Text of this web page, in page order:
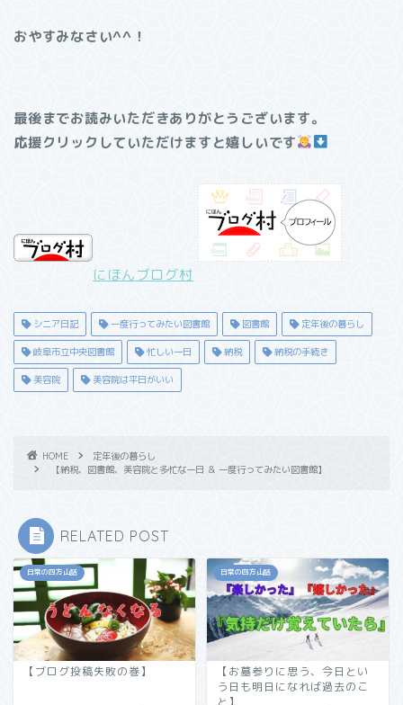
おやすみなさい^^！
最後までお読みいただきありがとうございます。
応援クリックしていただけますと嬉しいです
にほんブログ村
シニア日記 一度行ってみたい図書館 図書館 定年後の暮らし
岐阜市立中央図書館 忙しい一日 納税 納税の手続き
美容院 美容院は平日がいい
HOME
定年後の暮らし
【納税、図書館、美容院と多忙な一日 ＆ 一度行ってみたい図書館】
RELATED POST
日常の四方山話
【ブログ投稿失敗の巻】
日常の四方山話
【お墓参りに思う、今日とい
う日も明日になれば過去のこ
と】